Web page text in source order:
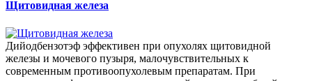
Щитовидная железа
Дийодбензотэф эффективен при опухолях щитовидной
железы и мочевого пузыря, малочувствительных к
современным противоопухолевым препаратам. При